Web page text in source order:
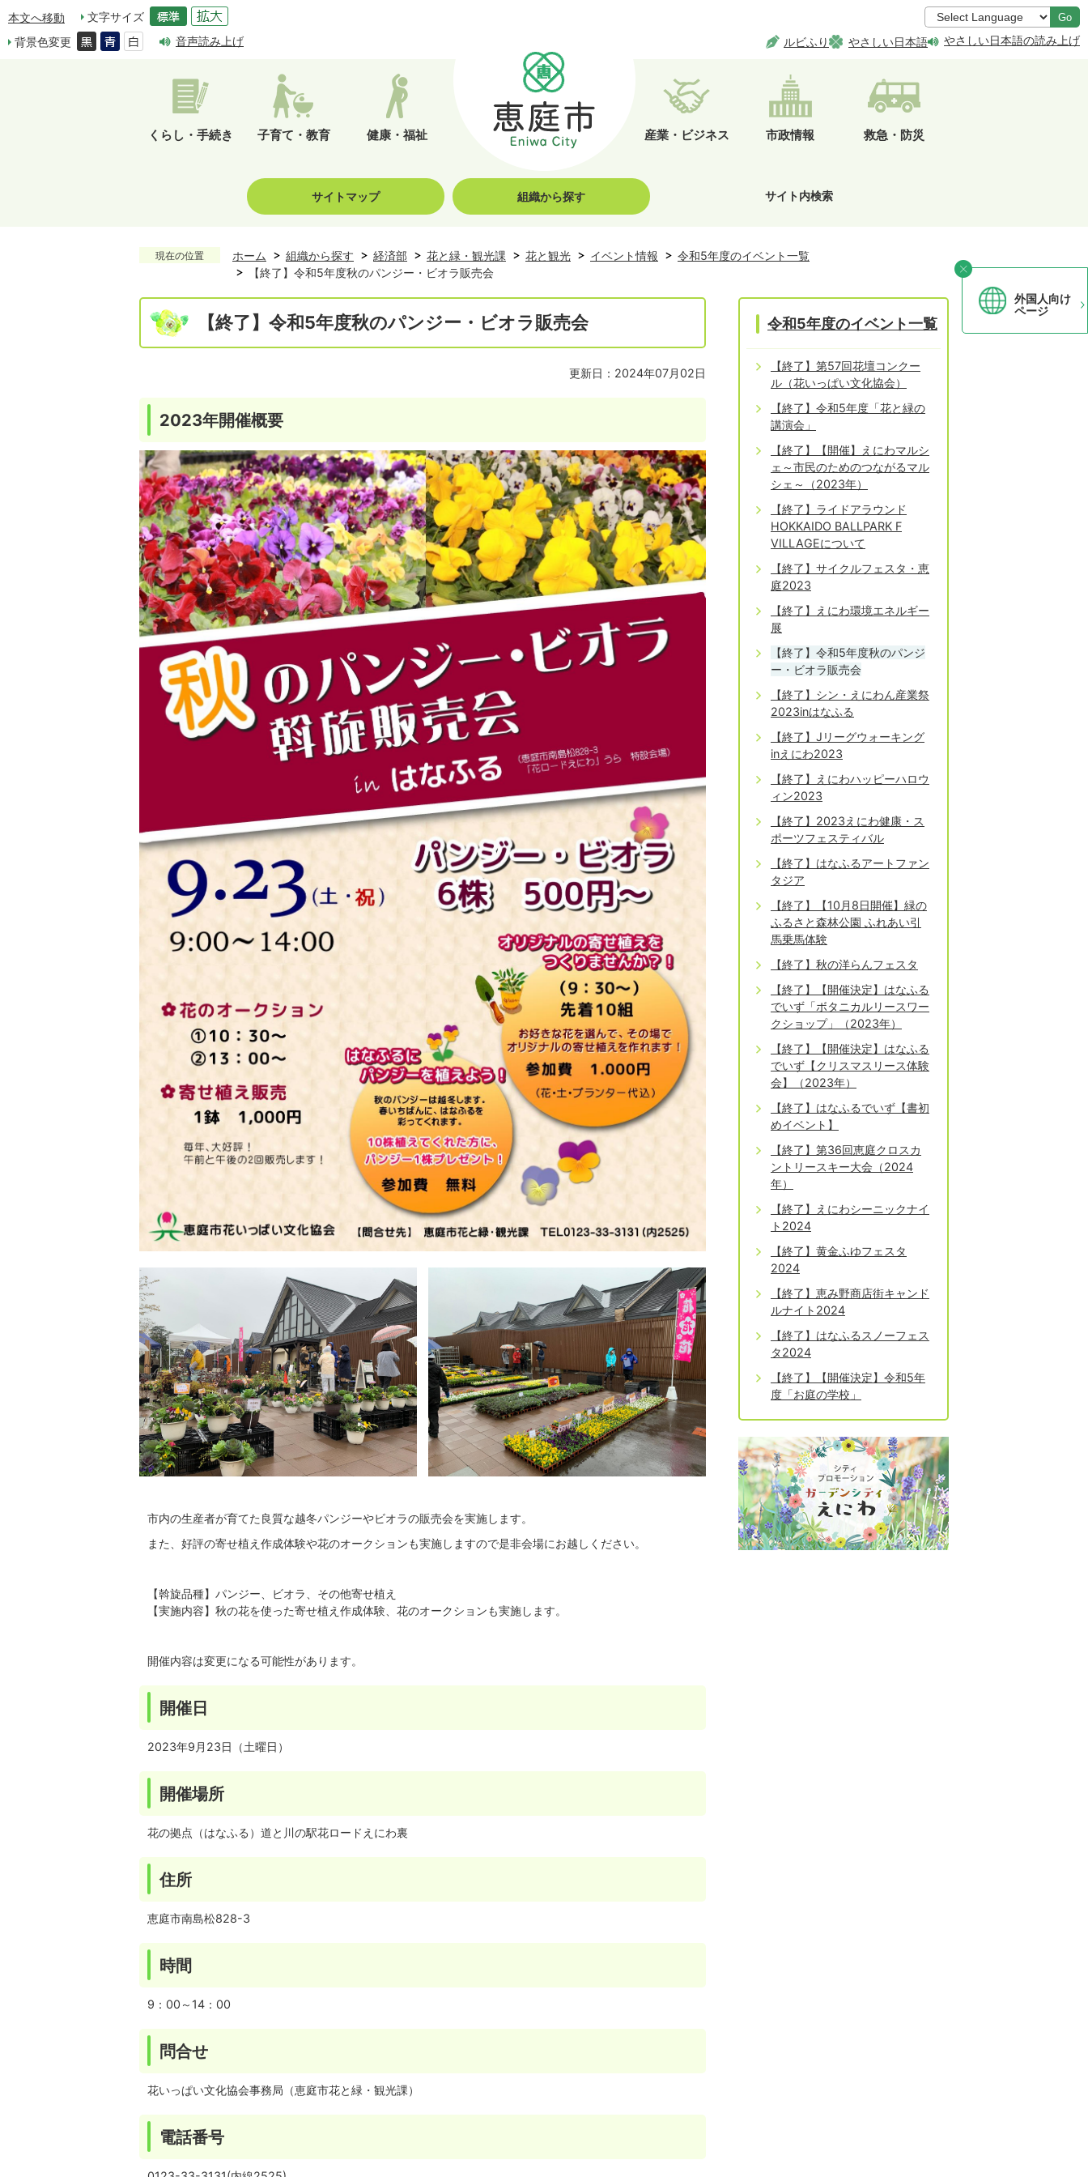
本文へ移動
文字サイズ
背景色変更
音声読み上げ
Go
ルビふり やさしい日本語 やさしい日本語の読み上げ
くらし・手続き 子育て・教育 健康・福祉 産業・ビジネス 市政情報 救急・防災
サイトマップ 組織から探す サイト内検索
外国人向け
ページ
現在の位置 ホーム 組織から探す 経済部 花と緑・観光課 花と観光 イベント情報
令和5年度のイベント一覧
【終了】令和5年度秋のパンジー・ビオラ販売会
【終了】令和5年度秋のパンジー・ビオラ販売会
更新日：2024年07月02日
2023年開催概要
市内の生産者が育てた良質な越冬パンジーやビオラの販売会を実施します。
また、好評の寄せ植え作成体験や花のオークションも実施しますので是非会場にお越しください。
【斡旋品種】パンジー、ビオラ、その他寄せ植え
【実施内容】秋の花を使った寄せ植え作成体験、花のオークションも実施します。
開催内容は変更になる可能性があります。
開催日
2023年9月23日（土曜日）
開催場所
花の拠点（はなふる）道と川の駅花ロードえにわ裏
住所
恵庭市南島松828-3
時間
9：00～14：00
問合せ
花いっぱい文化協会事務局（恵庭市花と緑・観光課）
電話番号
令和5年度のイベント一覧
【終了】第57回花壇コンクー
ル（花いっぱい文化協会）
【終了】令和5年度「花と緑の
講演会」
【終了】【開催】えにわマルシ
ェ～市民のためのつながるマル
シェ～（2023年）
【終了】ライドアラウンド
HOKKAIDO BALLPARK F
VILLAGEについて
【終了】サイクルフェスタ・恵
庭2023
【終了】えにわ環境エネルギー
展
【終了】令和5年度秋のパンジ
ー・ビオラ販売会
【終了】シン・えにわん産業祭
2023inはなふる
【終了】Jリーグウォーキング
inえにわ2023
【終了】えにわハッピーハロウ
ィン2023
【終了】2023えにわ健康・ス
ポーツフェスティバル
【終了】はなふるアートファン
タジア
【終了】【10月8日開催】緑の
ふるさと森林公園 ふれあい引
馬乗馬体験
【終了】秋の洋らんフェスタ
【終了】【開催決定】はなふる
でいず「ボタニカルリースワー
クショップ」（2023年）
【終了】【開催決定】はなふる
でいず【クリスマスリース体験
会】（2023年）
【終了】はなふるでいず【書初
めイベント】
【終了】第36回恵庭クロスカ
ントリースキー大会（2024
年）
【終了】えにわシーニックナイ
ト2024
【終了】黄金ふゆフェスタ
2024
【終了】恵み野商店街キャンド
ルナイト2024
【終了】はなふるスノーフェス
タ2024
【終了】【開催決定】令和5年
度「お庭の学校」